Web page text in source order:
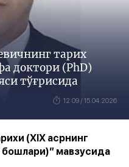
тарих
доктори (PhD)
тўғрисида
12:09 / 15.04.2026
(ХIХ асрнинг
бошлари)” мавзусида